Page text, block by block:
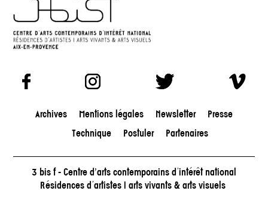
Archives Mentions légales Newsletter
Presse
Technique
Postuler Partenaires
3 bis f - Centre d'arts contemporains d’intérêt national
Résidences d’artistes | arts vivants & arts visuels